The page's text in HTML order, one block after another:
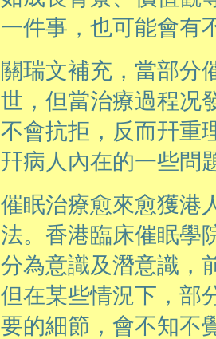
一件事，也可能會有
關瑞文補充，當部分
世，但當治療過程况
不會抗拒，反而幵重
幵病人內在的一些問
催眠治療愈來愈獲港
法。香港臨床催眠學
分為意識及潛意識，
但在某些情況下，部
要的細節，會不知不